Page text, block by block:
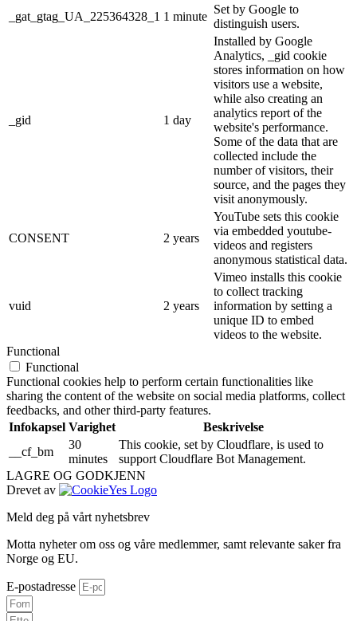
_gat_gtag_UA_225364328_1 1 minute
Set by Google to
distinguish users.
_gid 1 day
Installed by Google
Analytics, _gid cookie
stores information on how
visitors use a website,
while also creating an
analytics report of the
website's performance.
Some of the data that are
collected include the
number of visitors, their
source, and the pages they
visit anonymously.
CONSENT 2 years
YouTube sets this cookie
via embedded youtube-
videos and registers
anonymous statistical data.
vuid 2 years
Vimeo installs this cookie
to collect tracking
information by setting a
unique ID to embed
videos to the website.
Functional
Functional
Functional cookies help to perform certain functionalities like
sharing the content of the website on social media platforms, collect
feedbacks, and other third-party features.
Infokapsel Varighet
Beskrivelse
__cf_bm
30
minutes
This cookie, set by Cloudflare, is used to
support Cloudflare Bot Management.
LAGRE OG GODKJENN
Drevet av
Meld deg på vårt nyhetsbrev
Motta nyheter om oss og våre medlemmer, samt relevante saker fra
Norge og EU.
E-postadresse